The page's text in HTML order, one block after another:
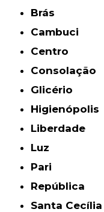
Brás
Cambuci
Centro
Consolação
Glicério
Higienópolis
Liberdade
Luz
Pari
República
Santa Cecília